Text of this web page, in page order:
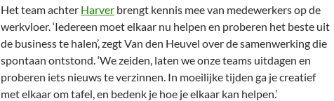
Het team achter Harver brengt kennis mee van medewerkers op de
werkvloer. ‘Iedereen moet elkaar nu helpen en proberen het beste uit
de business te halen’, zegt Van den Heuvel over de samenwerking die
spontaan ontstond. ‘We zeiden, laten we onze teams uitdagen en
proberen iets nieuws te verzinnen. In moeilijke tijden ga je creatief
met elkaar om tafel, en bedenk je hoe je elkaar kan helpen.’